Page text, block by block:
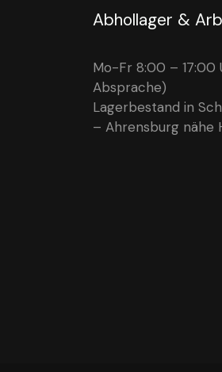
Abhollager &
Mo-Fr 8:00 – 17:00
Absprache)
Lagerbestand in
– Ahrensburg nähe